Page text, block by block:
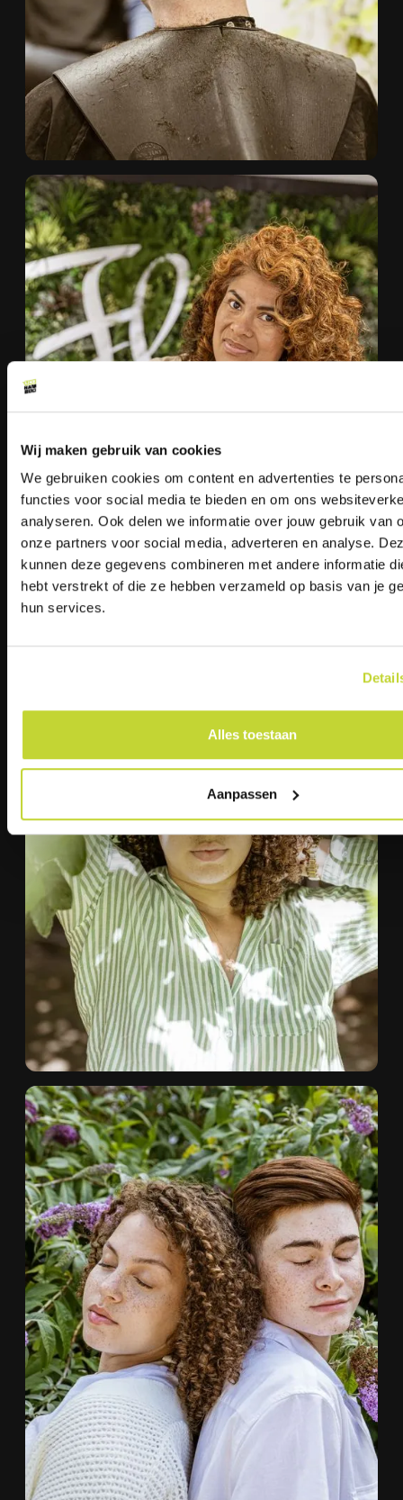
Wij maken gebruik van cookies
We gebruiken cookies om content en advertenties te
functies voor social media te bieden en om ons
analyseren. Ook delen we informatie over jouw gebruik van
onze partners voor social media, adverteren en analyse.
kunnen deze gegevens combineren met andere informatie
hebt verstrekt of die ze hebben verzameld op basis van je
hun services.
Alles toestaan
Aanpassen